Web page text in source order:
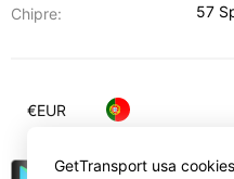
Chipre:
57
€EUR
GetTransport usa